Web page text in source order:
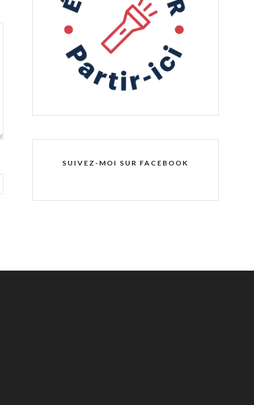
SUIVEZ-MOI SUR FACEBOOK